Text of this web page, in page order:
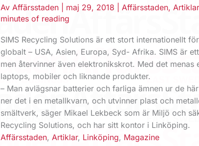
AvAffärsstaden maj 29, 2018 |Affärsstaden,Artiklar
minutes of reading
SIMS Recycling Solutions är ett stort internationellt
globalt – USA, Asien, Europa, Syd- Afrika. SIMS är
men återvinner även elektronikskrot. Med det menas
laptops, mobiler och liknande produkter.
– Man avlägsnar batterier och farliga ämnen ur de
ner det i en metallkvarn, och utvinner plast och
smältverk, säger Mikael Lekbeck som är Miljö och
Recycling Solutions, och har sitt kontor i Linköping.
Affärsstaden,Artiklar, Linköping, Magazine